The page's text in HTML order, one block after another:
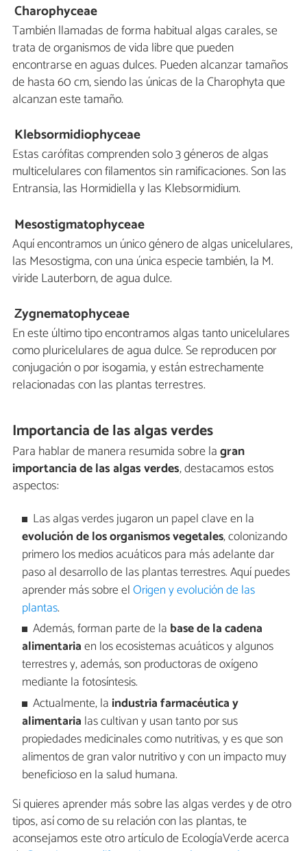
Charophyceae
También llamadas de forma habitual algas carales, se
trata de organismos de vida libre que pueden
encontrarse en aguas dulces. Pueden alcanzar tamaños
de hasta 60 cm, siendo las únicas de la Charophyta que
alcanzan este tamaño.
Klebsormidiophyceae
Estas carófitas comprenden solo 3 géneros de algas
multicelulares con filamentos sin ramificaciones. Son las
Entransia, las Hormidiella y las Klebsormidium.
Mesostigmatophyceae
Aquí encontramos un único género de algas unicelulares,
las Mesostigma, con una única especie también, la M.
viride Lauterborn, de agua dulce.
Zygnematophyceae
En este último tipo encontramos algas tanto unicelulares
como pluricelulares de agua dulce. Se reproducen por
conjugación o por isogamia, y están estrechamente
relacionadas con las plantas terrestres.
Importancia de las algas verdes
Para hablar de manera resumida sobre lagran
importancia de las algas verdes, destacamos estos
aspectos:
Las algas verdes jugaron un papel clave en la
evolución de los organismos vegetales, colonizando
primero los medios acuáticos para más adelante dar
paso al desarrollo de las plantas terrestres. Aquí puedes
aprender más sobre elOrigen y evolución de las
plantas.
Además, forman parte de la base de la cadena
alimentariaen los ecosistemas acuáticos y algunos
terrestres y, además, son productoras de oxígeno
mediante la fotosíntesis.
Actualmente, la industria farmacéutica y
alimentaria las cultivan y usan tanto por sus
propiedades medicinales como nutritivas, y es que son
alimentos de gran valor nutritivo y con un impacto muy
beneficioso en la salud humana.
Si quieres aprender más sobre las algas verdes y de otro
tipos, así como de su relación con las plantas, te
aconsejamos este otro artículo de EcologíaVerde acerca